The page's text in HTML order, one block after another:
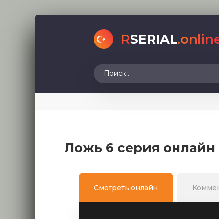
RSERIAL
Ложь 6 серия онлайн
Смотреть онлайн